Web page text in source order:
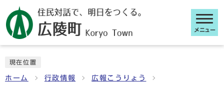
メニュー
現在位置
ホーム 行政情報 広報こうりょう